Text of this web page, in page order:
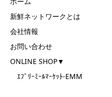
新鮮ネットワークとは
会社情報
お問い合わせ
ONLINE SHOP▼
ｴﾌﾞﾘｰﾐｰﾙﾏｰｹｯﾄ-EMM